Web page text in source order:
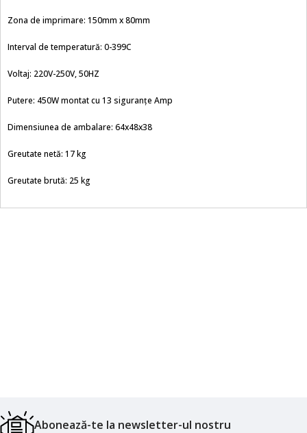
Zona de imprimare: 150mm x 80mm
Interval de temperatură: 0-399C
Voltaj: 220V-250V, 50HZ
Putere: 450W montat cu 13 siguranțe Amp
Dimensiunea de ambalare: 64x48x38
Greutate netă: 17 kg
Greutate brută: 25 kg
Abonează-te la newsletter-ul nostru